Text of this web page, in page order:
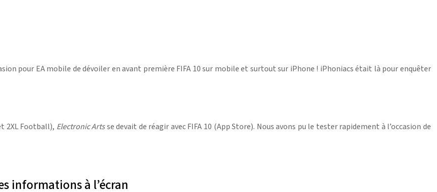
pour EA mobile de dévoiler en avant première FIFA 10 sur mobile et surtout sur iPhone ! iPhoniacs était là pour enquêter
2XL Football), Electronic Artsse devait de réagir avec FIFA 10 (App Store). Nous avons pu le tester rapidement à l’occasion de
informations à l’écran